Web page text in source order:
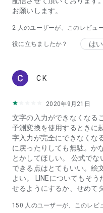
お願いします。
2 人のユーザーが、このレビュ
役に立ちましたか？ はい
C K
2020年9月21日
文字の入力ができなくなる
予測変換を使用するときに
字入力が完全にできなくな
に戻ったりしても無駄。か
とかしてほしい。 公式でな
できる点はとてもいい。絵
よい。 LINEについてもそ
せるようにするか、せめて
150 人のユーザーが、このレビ